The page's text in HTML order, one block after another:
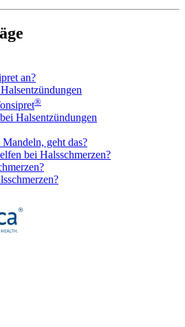
an?
®
Halsentzündungen
geht das?
bei Halsschmerzen?